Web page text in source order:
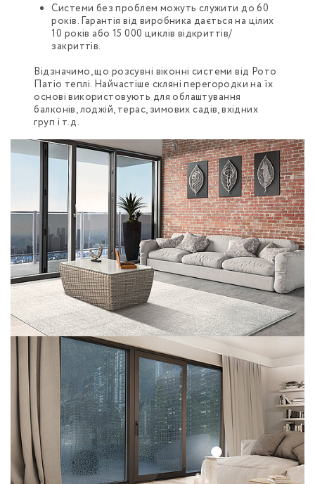
Системи без проблем можуть служити до 60
років. Гарантія від виробника дається на цілих
10 років або 15 000 циклів відкриттів/
закриттів.
Відзначимо, що розсувні віконні системи від Рото
Патіо теплі. Найчастіше скляні перегородки на їх
основі використовують для облаштування
балконів, лоджій, терас, зимових садів, вхідних
груп і т.д.